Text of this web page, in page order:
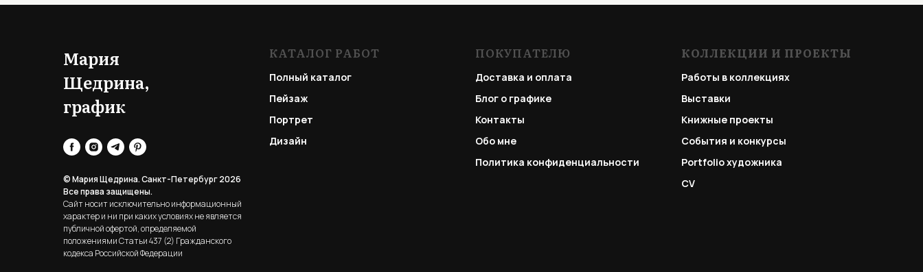
Мария
Щедрина,
график
© Мария Щедрина. Санкт-Петербург 2026
Все права защищены.
Сайт носит исключительно информационный
характер и ни при каких условиях не является
публичной офертой, определяемой
положениями Статьи 437 (2) Гражданского
кодекса Российской Федерации
КАТАЛОГ РАБОТ
Полный каталог
Пейзаж
Портрет
Дизайн
ПОКУПАТЕЛЮ
Доставка и оплата
Блог о графике
Контакты
Обо мне
Политика конфиденциальности
КОЛЛЕКЦИИ И ПРОЕКТЫ
Работы в коллекциях
Выставки
Книжные проекты
События и конкурсы
Portfolioхудожника
CV